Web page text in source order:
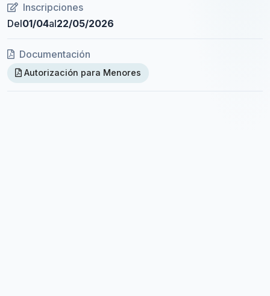
Inscripciones
Del01/04al22/05/2026
Documentación
Autorización para Menores